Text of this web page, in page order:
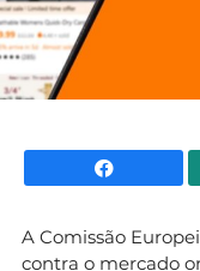
A Comissão
contra o mercado